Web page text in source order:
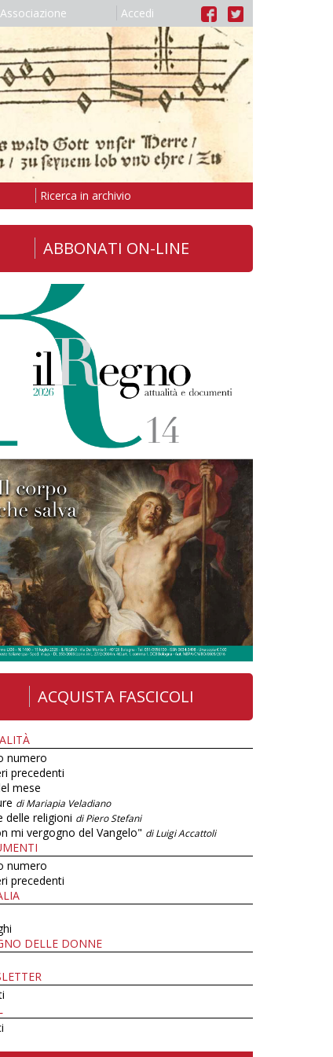
Associazione Accedi
Ricerca in archivio
ABBONATI ON-LINE
ACQUISTA FASCICOLI
numero
precedenti
mese
di Mariapia Veladiano
delle religioni di Piero Stefani
mi vergogno del Vangelo" di Luigi Accattoli
numero
precedenti
DELLE DONNE